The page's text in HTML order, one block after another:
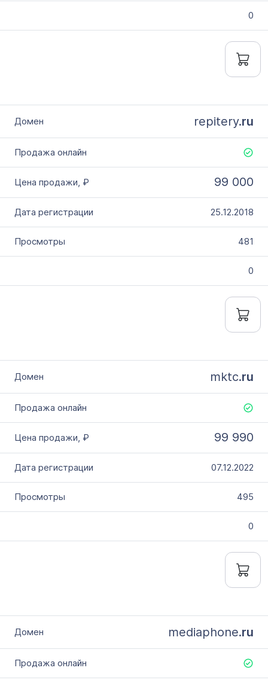
0
repitery.ru
99 000
25.12.2018
481
0
mktc.ru
99 990
07.12.2022
495
0
mediaphone.ru